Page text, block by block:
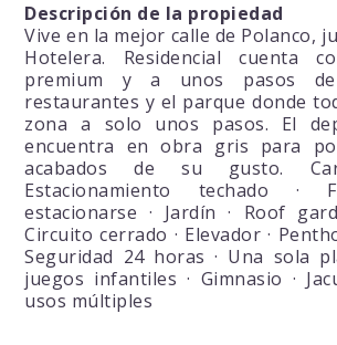
Descripción de la propiedad
Vive en la mejor calle de Polanco,
Hotelera. Residencial cuenta
premium y a unos pasos
restaurantes y el parque donde
zona a solo unos pasos. El
encuentra en obra gris para
acabados de su gusto.
Estacionamiento techado ·
estacionarse · Jardín · Roof
Circuito cerrado · Elevador ·
Seguridad 24 horas · Una sola
juegos infantiles · Gimnasio ·
usos múltiples